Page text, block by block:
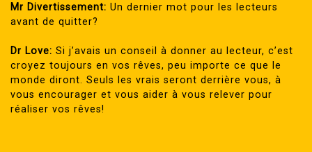
Mr Divertissement: Un dernier mot pour les lecteurs
avant de quitter?
Dr Love: Si j’avais un conseil à donner au lecteur, c’est
croyez toujours en vos rêves, peu importe ce que le
monde diront. Seuls les vrais seront derrière vous, à
vous encourager et vous aider à vous relever pour
réaliser vos rêves!